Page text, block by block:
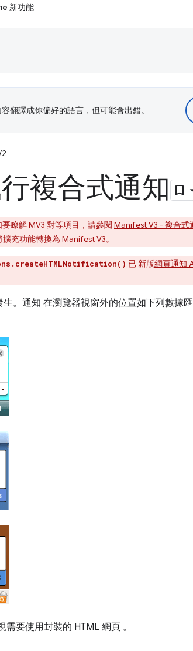
新功能
翻譯成你偏好的語言，但可能會出錯。
複合式通知
瞭解 MV3 對等項目，請參閱 Manifest V3 - 複合式
擴充功能轉換為 Manifest V3。
已 新版網頁通知
。通知 在瀏覽器視窗外的位置如下列數據
要使用封裝的 HTML 網頁 。